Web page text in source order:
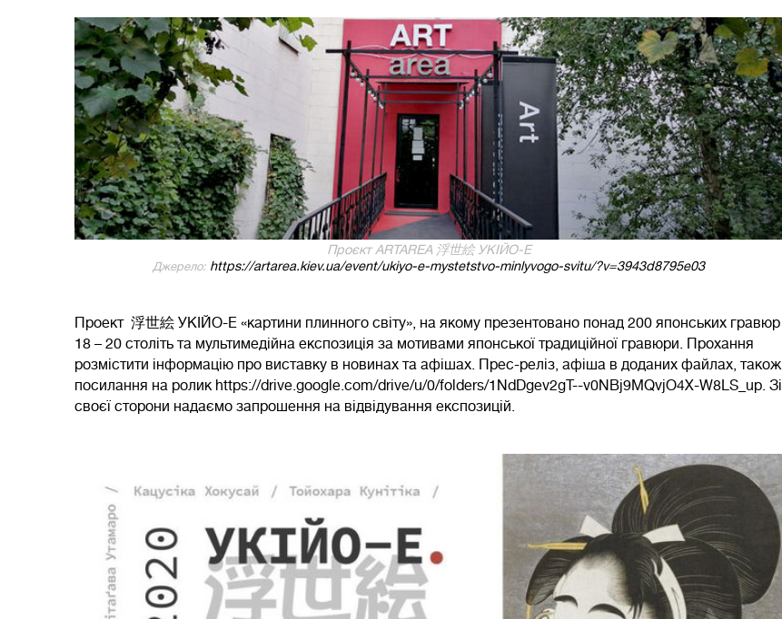
Проєкт ARTAREA 浮世絵 УКІЙО-Е
Джерело: https://artarea.kiev.ua/event/ukiyo-e-mystetstvo-minlyvogo-svitu/?v=3943d8795e03
Проект 浮世絵 УКІЙО-Е «картини плинного світу», на якому презентовано понад 200 японських гравюр
18 – 20 століть та мультимедійна експозиція за мотивами японської традиційної гравюри. Прохання
розмістити інформацію про виставку в новинах та афішах. Прес-реліз, афіша в доданих файлах, також
посилання на ролик https://drive.google.com/drive/u/0/folders/1NdDgev2gT--v0NBj9MQvjO4X-W8LS_up. Зі
своєї сторони надаємо запрошення на відвідування експозицій.